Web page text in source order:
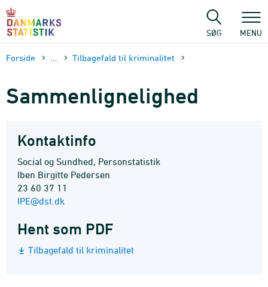
sidens
SØG MENU
Forside Tilbagefald til kriminalitet
Sammenlignelighed
Kontaktinfo
Social og Sundhed, Personstatistik
Iben Birgitte Pedersen
23 60 37 11
IPE@dst.dk
Hent som PDF
Tilbagefald til kriminalitet